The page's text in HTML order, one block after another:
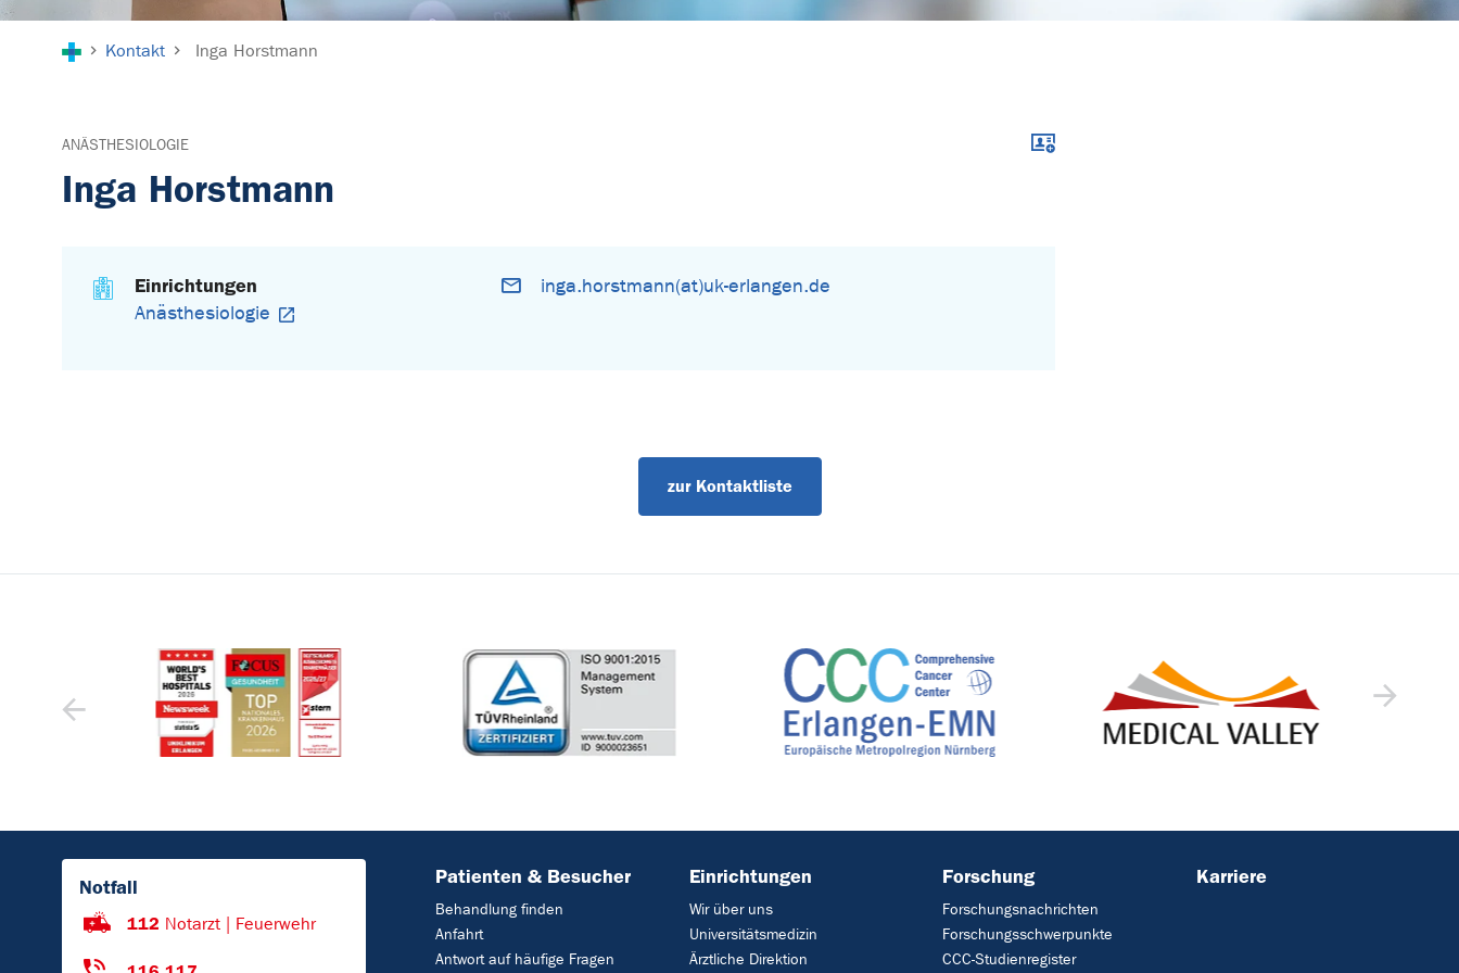
Kontakt Inga Horstmann
ANÄSTHESIOLOGIE
Inga Horstmann
Download im .vcf-Format
Einrichtungen
Anästhesiologie
inga.horstmann(at)uk-erlangen.de
zur Kontaktliste
Notfall
112 Notarzt | Feuerwehr
Patienten & Besucher
Behandlung finden
Anfahrt
Antwort auf häufige Fragen
Einrichtungen
Wir über uns
Universitätsmedizin
Ärztliche Direktion
Forschung
Forschungsnachrichten
Forschungsschwerpunkte
CCC-Studienregister
Karriere